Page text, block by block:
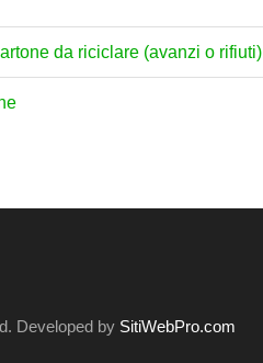
da riciclare (avanzi o rifiuti)
Developed by SitiWebPro.com